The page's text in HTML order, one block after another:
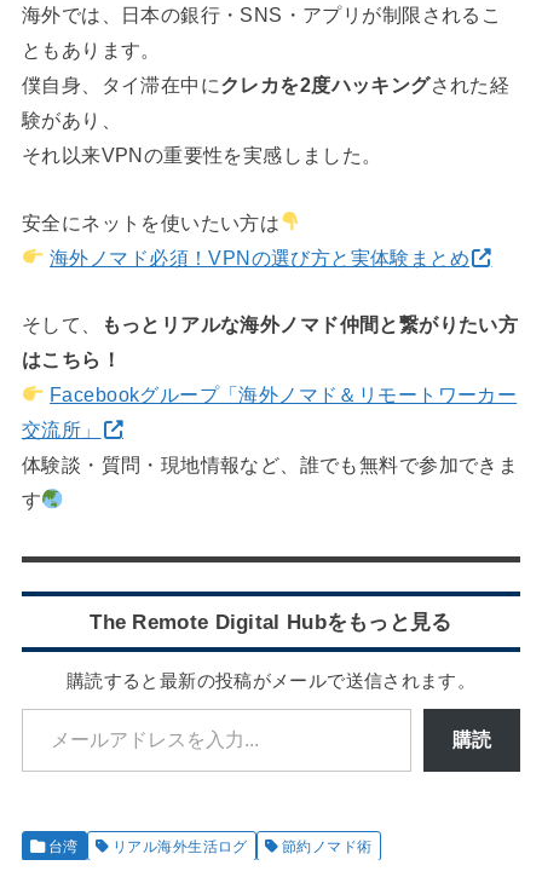
海外では、日本の銀行・SNS・アプリが制限されるこ
ともあります。
僕自身、タイ滞在中にクレカを2度ハッキングされた経
験があり、
それ以来VPNの重要性を実感しました。
安全にネットを使いたい方は
海外ノマド必須！VPNの選び方と実体験まとめ
そして、
もっとリアルな海外ノマド仲間と繋がりたい方
はこちら！
Facebookグループ「海外ノマド＆リモートワーカー
交流所」
体験談・質問・現地情報など、誰でも無料で参加できま
す
The Remote Digital Hubをもっと見る
購読すると最新の投稿がメールで送信されます。
メールアドレスを入力...
購読
台湾 リアル海外生活ログ 節約ノマド術